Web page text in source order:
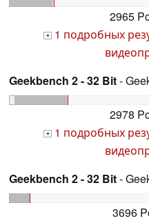
2965
+ 1 подробных
Geekbench 2 - 32 Bit-
2978
+ 1 подробных
Geekbench 2 - 32 Bit-
3696